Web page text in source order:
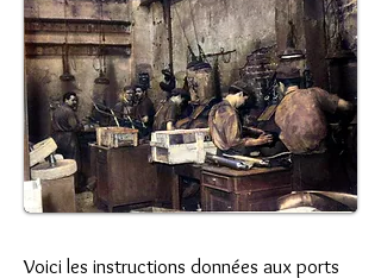
Voici les instructions données aux ports